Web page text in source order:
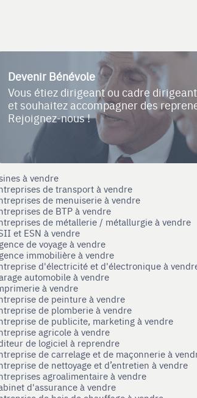
Devenir Bénévole
Vous étiez dirigeant ou cadre dirigeant
et souhaitez accompagner des
Rejoignez-nous !
à vendre
de transport à vendre
de menuiserie à vendre
de BTP à vendre
de métallerie / métallurgie à vendre
et ESN à vendre
de voyage à vendre
immobilière à vendre
d'électricité et d'électronique à
automobile à vendre
à vendre
de peinture à vendre
de plomberie à vendre
de publicite, marketing à vendre
agricole à vendre
de logiciel à reprendre
de carrelage et de maçonnerie à
de nettoyage et d’entretien à vendre
agroalimentaire à vendre
d'assurance à vendre